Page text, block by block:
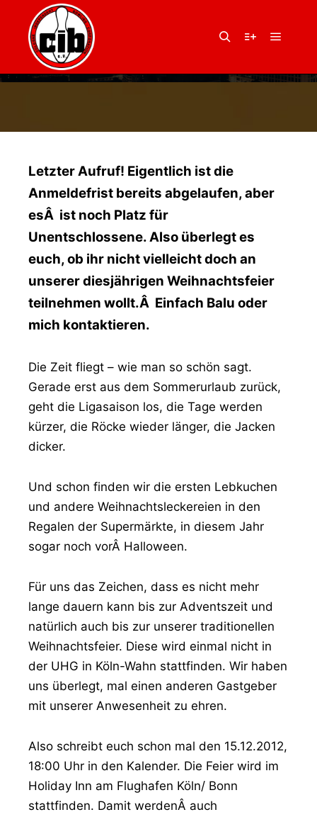
19. Oktober 2012
WEIHNACHTSFEIER
2012
Letzter Aufruf! Eigentlich ist die
Anmeldefrist bereits abgelaufen, aber
esÂ ist noch Platz für
Unentschlossene. Also überlegt es
euch, ob ihr nicht vielleicht doch an
unserer diesjährigen Weihnachtsfeier
teilnehmen wollt.Â Einfach Balu oder
mich kontaktieren.
Die Zeit fliegt – wie man so schön sagt.
Gerade erst aus dem Sommerurlaub zurück,
geht die Ligasaison los, die Tage werden
kürzer, die Röcke wieder länger, die Jacken
dicker.
Und schon finden wir die ersten Lebkuchen
und andere Weihnachtsleckereien in den
Regalen der Supermärkte, in diesem Jahr
sogar noch vorÂ Halloween.
Für uns das Zeichen, dass es nicht mehr
lange dauern kann bis zur Adventszeit und
natürlich auch bis zur unserer traditionellen
Weihnachtsfeier. Diese wird einmal nicht in
der UHG in Köln-Wahn stattfinden. Wir haben
uns überlegt, mal einen anderen Gastgeber
mit unserer Anwesenheit zu ehren.
Also schreibt euch schon mal den 15.12.2012,
18:00 Uhr in den Kalender. Die Feier wird im
Holiday Inn am Flughafen Köln/ Bonn
stattfinden. Damit werdenÂ auch